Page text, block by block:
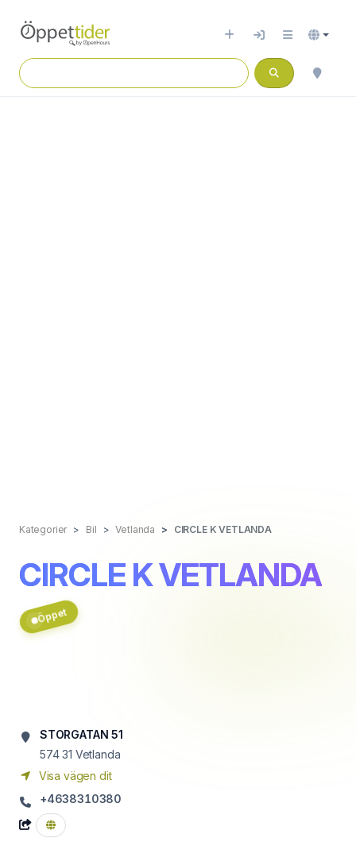
Kategorier Bil Vetlanda CIRCLE K VETLANDA
CIRCLE K VETLANDA
Öppet
STORGATAN 51
574 31 Vetlanda
Visa vägen dit
+4638310380